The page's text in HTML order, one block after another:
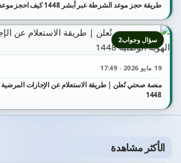
طريقة حجز موعد الشرطة عبر أبشر 1448 كيف احجز موعد في مركز الشرطه؟
19 مايو 2026 · 17:49
منصة صحتي تُعلن | طريقة الاستعلام عن الإجازات المرضية
1448
سؤال وجواب2
الأكثر مشاهدة